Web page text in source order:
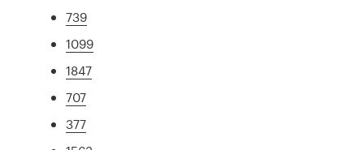
739
1099
1847
707
377